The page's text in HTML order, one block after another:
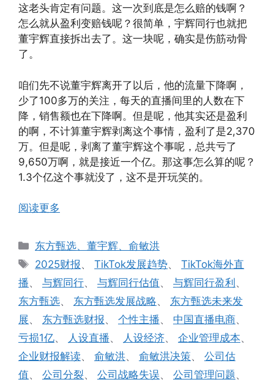
这老头肯定有问题。这一次到底是怎么赔的钱啊？
怎么就从盈利变赔钱呢？很简单，宇辉同行也就把
董宇辉直接拆出去了。这一块呢，确实是伤筋动骨
了。
咱们先不说董宇辉离开了以后，他的流量下降啊，
少了100多万的关注，每天的直播间里的人数在下
降，销售额也在下降啊。但是呢，他其实还是盈利
的啊，不计算董宇辉剥离这个事情，盈利了是2,370
万。但是呢，剥离了董宇辉这个事呢，总共亏了
9,650万啊，就是接近一个亿。那这事怎么算的呢？
1.3个亿这个事就没了，这不是开玩笑的。
阅读更多
分
类
东方甄选、董宇辉、俞敏洪
标
签
2025财报、TikTok发展趋势、TikTok海外直
播、 与辉同行、 与辉同行估值、 与辉同行盈利 、
东方甄选、 东方甄选发展战略、 东方甄选未来发
展、 东方甄选财报、 个性主播、 中国直播电商、
亏损1亿、 人设直播、 人设经济、 企业管理成本、
企业财报解读、 俞敏洪、 俞敏洪决策、 公司估
值、 公司分裂、 公司战略失误、 公司管理问题、